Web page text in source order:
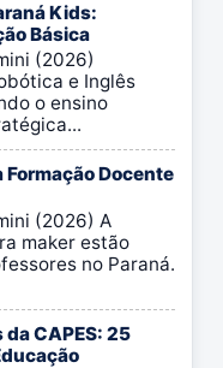
Kids:
Básica
(2026)
e Inglês
o ensino
Formação Docente
(2026) A
maker estão
no Paraná.
CAPES: 25